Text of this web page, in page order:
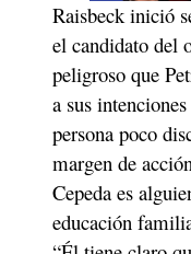
Raisbeck inició
el candidato del
peligroso que
a sus
persona poco
margen de
Cepeda es
educación